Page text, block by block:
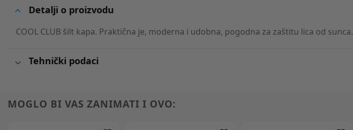
Detalji o proizvodu
COOL CLUB šilt kapa. Praktična je, moderna i udobna, pogodna za zaštitu lica od sunca.
Tehnički podaci
MOGLO BI VAS ZANIMATI I OVO: